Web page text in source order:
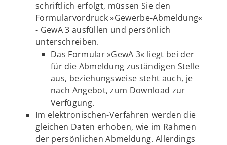
schriftlich erfolgt, müssen Sie den
Formularvordruck »Gewerbe-Abmeldung«
- GewA 3 ausfüllen und persönlich
unterschreiben.
Das Formular »GewA 3« liegt bei der
für die Abmeldung zuständigen Stelle
aus, beziehungsweise steht auch, je
nach Angebot, zum Download zur
Verfügung.
Im elektronischen-Verfahren werden die
gleichen Daten erhoben, wie im Rahmen
der persönlichen Abmeldung. Allerdings